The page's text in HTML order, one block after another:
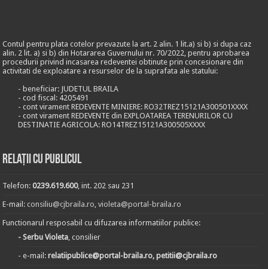
Contul pentru plata cotelor prevazute la art. 2 alin. 1 lit.a) si b) si dupa caz
alin. 2 lit. a) si b) din Hotararea Guvernului nr. 70/2022, pentru aprobarea
procedurii privind incasarea redeventei obtinute prin concesionare din
activitati de exploatare a resurselor de la suprafata ale statului:
- beneficiar: JUDETUL BRAILA
- cod fiscal: 4205491
- cont virament REDEVENTE MINIERE: RO32TREZ15121A300501XXXX
- cont virament REDEVENTE din EXPLOATAREA TERENURILOR CU
DESTINATIE AGRICOLA: RO14TREZ15121A300505XXXX
Relații cu publicul
Telefon:0239.619.600, int. 202 sau 231
E-mail:consiliu@cjbraila.ro,violeta@portal-braila.ro
Functionarul resposabil cu difuzarea informatiilor publice:
- Serbu Violeta, consilier
- e-mail:relatiipublice@portal-braila.ro, petitii@cjbraila.ro